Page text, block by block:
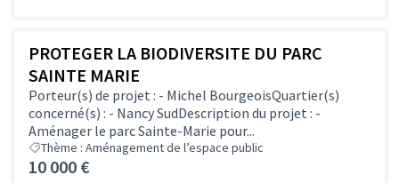
PROTEGER LA BIODIVERSITE DU PARC
SAINTE MARIE
Porteur(s) de projet : - Michel BourgeoisQuartier(s)
concerné(s) : - Nancy SudDescription du projet : -
Aménager le parc Sainte-Marie pour...
Thème : Aménagement de l’espace public
10 000 €